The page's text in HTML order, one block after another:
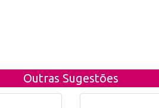
Outras Sugestões